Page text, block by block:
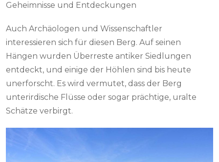
Geheimnisse und Entdeckungen
Auch Archäologen und Wissenschaftler
interessieren sich für diesen Berg. Auf seinen
Hängen wurden Überreste antiker Siedlungen
entdeckt, und einige der Höhlen sind bis heute
unerforscht. Es wird vermutet, dass der Berg
unterirdische Flüsse oder sogar prächtige, uralte
Schätze verbirgt.